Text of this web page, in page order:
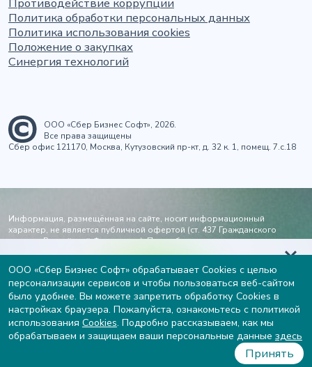
Политика обработки персональных данных
Политика использования cookies
Положение о закупках
Синергия технологий
ООО «Сбер Бизнес Софт», 2026.
Все права защищены
Сбер офис 121170, Москва, Кутузовский пр-кт, д. 32 к. 1, помещ. 7.с.18
Информация, размещённая на сайте, носит информационный
характер, не является публичной офертой (ст. 437 Гражданского
кодекса Российской Федерации). Подробности и стоимость услуг - по
запросу черезформу заявкиили по электронной почтеinfo@sberbs.ru.
Возрастное ограничение 16+.
Электронная почта
info@sberbs.ru
Телефон
8 (495) 969-52-55
пн-пт 9:00-18:00, МСК
Узнайте вашу готовность к
внедрению ИИ и получите
рекомендации от экспертов
Пройти тест
ООО «Сбер Бизнес Софт» обрабатывает Cookies с целью
персонализации сервисов и чтобы пользоваться веб-сайтом
было удобнее. Вы можете запретить обработку Cookies в
настройках браузера. Пожалуйста, ознакомьтесь с политикой
использования Cookies. Подробно рассказываем, как мы
обрабатываем и защищаем ваши персональные данные здесь
Принять